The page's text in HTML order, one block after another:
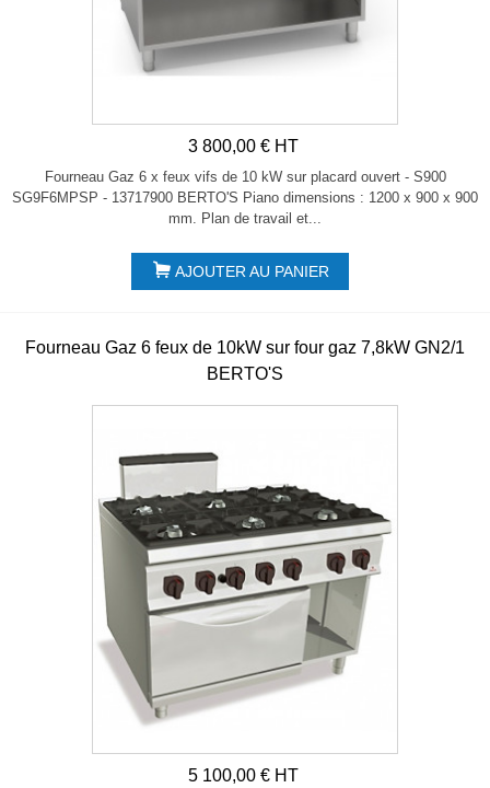
3 800,00 € HT
Fourneau Gaz 6 x feux vifs de 10 kW sur placard ouvert - S900
SG9F6MPSP - 13717900 BERTO'S Piano dimensions : 1200 x 900 x 900
mm. Plan de travail et...
AJOUTER AU PANIER
Fourneau Gaz 6 feux de 10kW sur four gaz 7,8kW GN2/1
BERTO'S
5 100,00 € HT